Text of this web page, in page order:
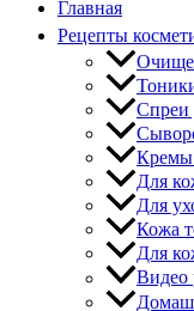
Главная
Рецепты
Спреи
Кремы
Для
Для
Кожа
Для
Видео